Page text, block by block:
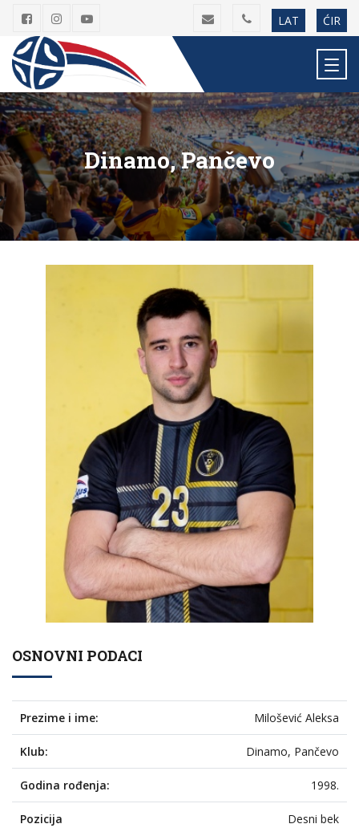
LAT ĆIR
Dinamo, Pančevo
OSNOVNI PODACI
Prezime i ime: Milošević Aleksa
Klub: Dinamo, Pančevo
Godina rođenja: 1998.
Pozicija Desni bek